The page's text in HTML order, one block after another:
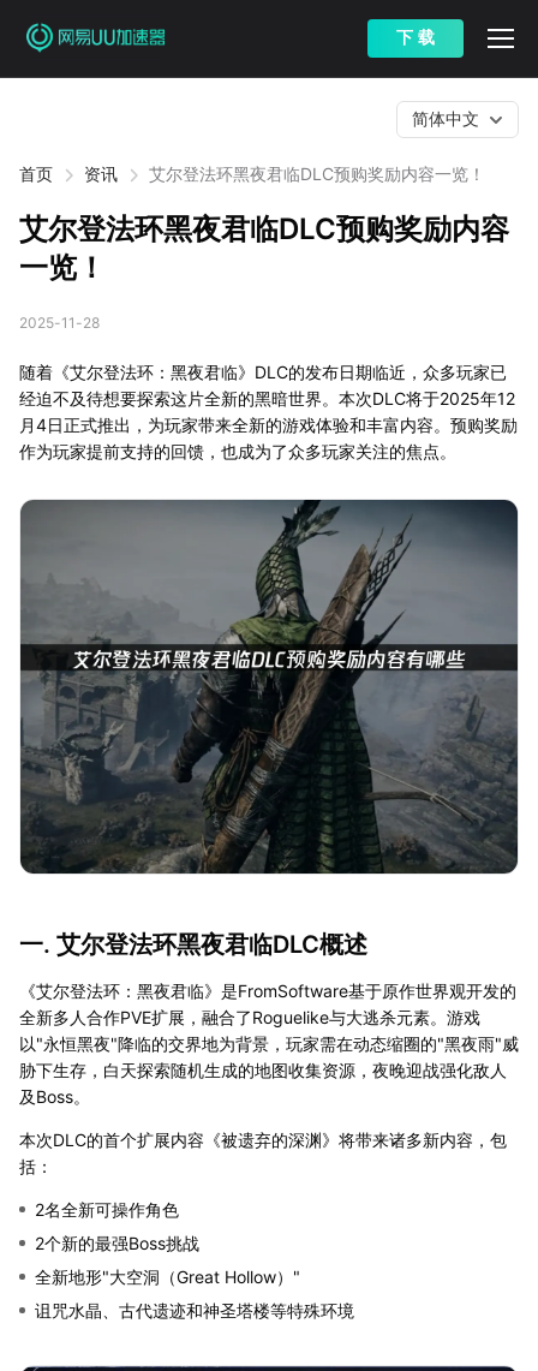
下 载
首页 资讯 艾尔登法环黑夜君临DLC预购奖励内容一览！
简体中文
艾尔登法环黑夜君临DLC预购奖励内容
一览！
2025-11-28
随着《艾尔登法环：黑夜君临》DLC的发布日期临近，众多玩家已
经迫不及待想要探索这片全新的黑暗世界。本次DLC将于2025年12
月4日正式推出，为玩家带来全新的游戏体验和丰富内容。预购奖励
作为玩家提前支持的回馈，也成为了众多玩家关注的焦点。
一. 艾尔登法环黑夜君临DLC概述
《艾尔登法环：黑夜君临》是FromSoftware基于原作世界观开发的
全新多人合作PVE扩展，融合了Roguelike与大逃杀元素。游戏
以"永恒黑夜"降临的交界地为背景，玩家需在动态缩圈的"黑夜雨"威
胁下生存，白天探索随机生成的地图收集资源，夜晚迎战强化敌人
及Boss。
本次DLC的首个扩展内容《被遗弃的深渊》将带来诸多新内容，包
括：
2名全新可操作角色
2个新的最强Boss挑战
全新地形"大空洞（Great Hollow）"
诅咒水晶、古代遗迹和神圣塔楼等特殊环境